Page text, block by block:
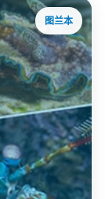
ℹ️
图兰本